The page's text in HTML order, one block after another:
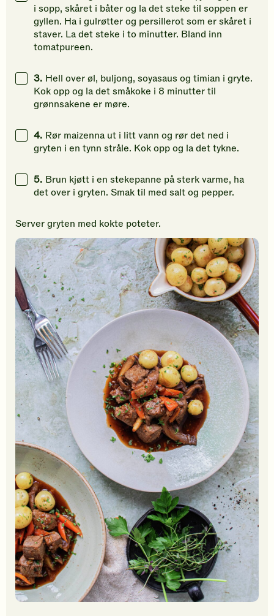
i sopp, skåret i båter og la det steke til soppen er
gyllen. Ha i gulrøtter og persillerot som er skåret i
staver. La det steke i to minutter. Bland inn
tomatpureen.
3. Hell over øl, buljong, soyasaus og timian i gryte.
Kok opp og la det småkoke i 8 minutter til
grønnsakene er møre.
4. Rør maizenna ut i litt vann og rør det ned i
gryten i en tynn stråle. Kok opp og la det tykne.
5. Brun kjøtt i en stekepanne på sterk varme, ha
det over i gryten. Smak til med salt og pepper.
Server gryten med kokte poteter.